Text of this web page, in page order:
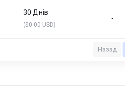
30 Днів
($0.00 USD)
-
Назад